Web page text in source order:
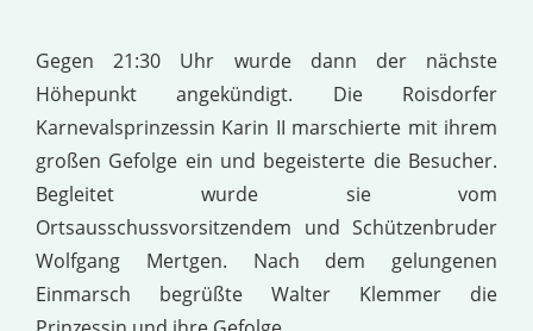
Gegen 21:30 Uhr wurde dann der nächste
Höhepunkt angekündigt. Die Roisdorfer
Karnevalsprinzessin Karin II marschierte mit ihrem
großen Gefolge ein und begeisterte die Besucher.
Begleitet wurde sie vom
Ortsausschussvorsitzendem und Schützenbruder
Wolfgang Mertgen. Nach dem gelungenen
Einmarsch begrüßte Walter Klemmer die